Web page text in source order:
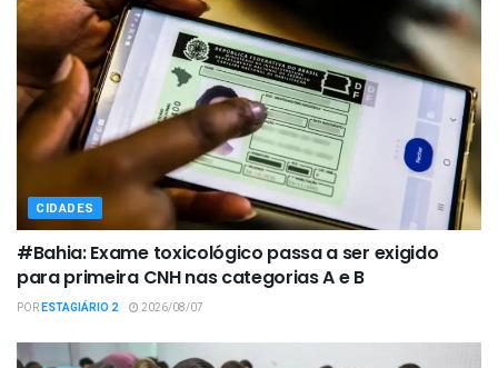
CIDADES
#Bahia: Exame toxicológico passa a ser exigido
para primeira CNH nas categorias A e B
PORESTAGIÁRIO 2 2026/08/07